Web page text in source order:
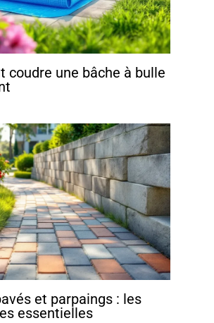
coudre une bâche à bulle
et parpaings : les
essentielles